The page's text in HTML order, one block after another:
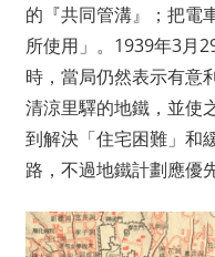
的『共同管溝』；把電
所使用」。1939年3月
時，當局仍然表示有意
清涼里驛的地鐵，並使
到解決「住宅困難」和
路，不過地鐵計劃應優